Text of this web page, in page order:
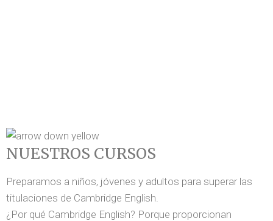
NUESTROS CURSOS
Preparamos a niños, jóvenes y adultos para superar las
titulaciones de Cambridge English.
¿Por qué Cambridge English? Porque proporcionan